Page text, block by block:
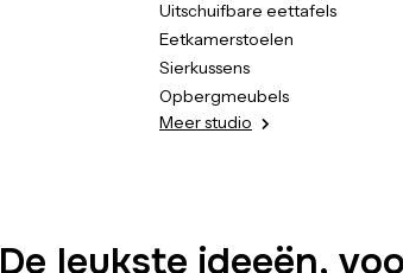
Uitschuifbare eettafels
Eetkamerstoelen
Sierkussens
Opbergmeubels
Meerstudio
De leukste ideeën,